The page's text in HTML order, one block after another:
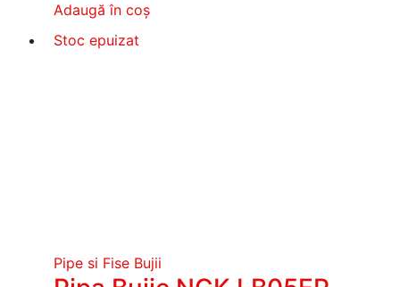
Adaugă în coș
Stoc epuizat
Pipe si Fise Bujii